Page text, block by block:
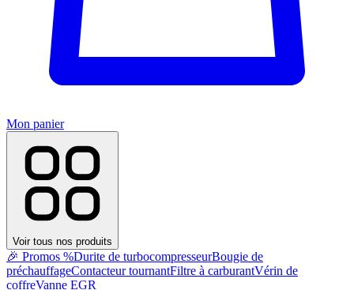
Mon panier
Voir tous nos produits
🎉 Promos %Durite de turbocompresseurBougie de
préchauffageContacteur tournantFiltre à carburantVérin de
coffreVanne EGR